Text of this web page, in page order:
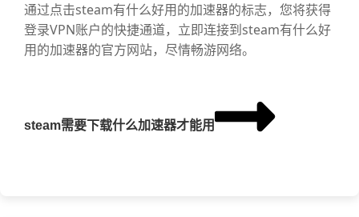
通过点击steam有什么好用的加速器的标志，您将获得
登录VPN账户的快捷通道，立即连接到steam有什么好
用的加速器的官方网站，尽情畅游网络。
steam需要下载什么加速器才能用